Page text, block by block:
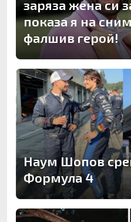
заряза жена си
показа я на
фалшив герой!
Наум Шопов
Формула 4